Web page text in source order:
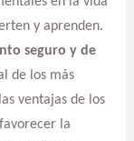
y aprenden.
seguro y de
de los más
ventajas de los
la